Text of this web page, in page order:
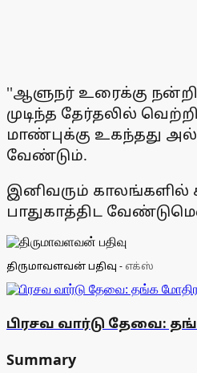
''ஆளுநர் உரைக்கு நன்றி
முடிந்த தேர்தலில்
மாண்புக்கு உகந்தது
வேண்டும்.
இனிவரும் காலங்களில்
பாதுகாத்திட
திருமாவளவன் பதிவு - எக்ஸ்
பிரசவ வார்டு தேவை:
Summary